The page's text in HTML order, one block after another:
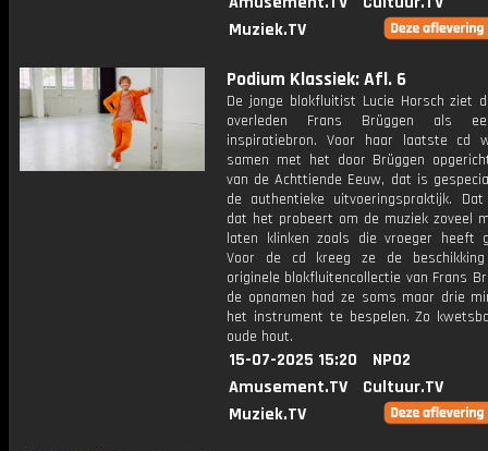
Muziek.TV
Podium Klassiek: Afl. 6
De jonge blokfluitist Lucie Horsch ziet
overleden Frans Brüggen als
inspiratiebron. Voor haar laatste cd
samen met het door Brüggen
van de Achttiende Eeuw, dat is
de authentieke uitvoeringspraktijk.
dat het probeert om de muziek zoveel
laten klinken zoals die vroeger heeft
Voor de cd kreeg ze de
originele blokfluitencollectie van Frans
de opnamen had ze soms maar drie
het instrument te bespelen. Zo
oude hout.
15-07-2025 15:20
NPO2
Amusement.TV
Cultuur.TV
Muziek.TV